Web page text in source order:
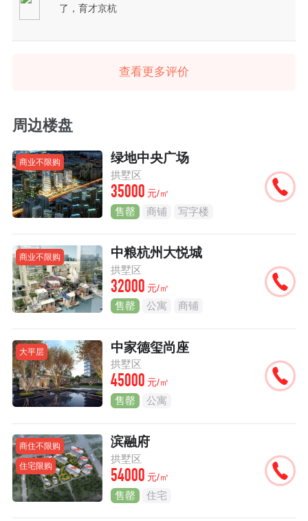
了，育才京杭
查看更多评价
周边楼盘
商业不限购 绿地中央广场
拱墅区
35000 元/㎡
售罄 商铺 写字楼
商业不限购 中粮杭州大悦城
拱墅区
32000 元/㎡
售罄 公寓 商铺
大平层 中家德玺尚座
拱墅区
45000 元/㎡
售罄 公寓
商住不限购
住宅限购
滨融府
拱墅区
54000 元/㎡
售罄 住宅